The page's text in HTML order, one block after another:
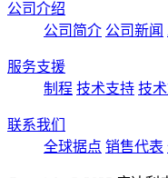
公司介绍
公司简介 公司新闻
服务支援
制程 技术支持 技
联系我们
全球据点 销售代表